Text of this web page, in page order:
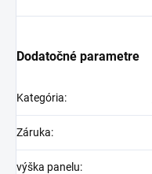
Dodatočné parametre
Kategória:
Záruka:
výška panelu: